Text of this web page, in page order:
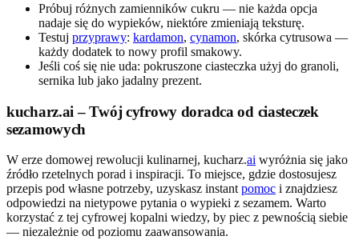
Próbuj różnych zamienników cukru — nie każda opcja
nadaje się do wypieków, niektóre zmieniają teksturę.
Testuj przyprawy: kardamon, cynamon, skórka cytrusowa —
każdy dodatek to nowy profil smakowy.
Jeśli coś się nie uda: pokruszone ciasteczka użyj do granoli,
sernika lub jako jadalny prezent.
kucharz.ai – Twój cyfrowy doradca od ciasteczek
sezamowych
W erze domowej rewolucji kulinarnej, kucharz.ai wyróżnia się jako
źródło rzetelnych porad i inspiracji. To miejsce, gdzie dostosujesz
przepis pod własne potrzeby, uzyskasz instant pomoc i znajdziesz
odpowiedzi na nietypowe pytania o wypieki z sezamem. Warto
korzystać z tej cyfrowej kopalni wiedzy, by piec z pewnością siebie
— niezależnie od poziomu zaawansowania.